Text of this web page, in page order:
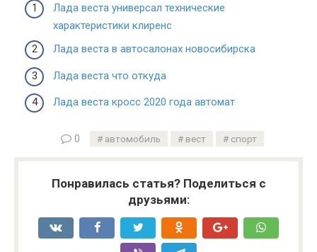
Лада веста универсал технические
характеристики клиренс
Лада веста в автосалонах новосибирска
Лада веста что откуда
Лада веста кросс 2020 года автомат
0 автомобиль вест спорт
Понравилась статья? Поделиться с
друзьями: